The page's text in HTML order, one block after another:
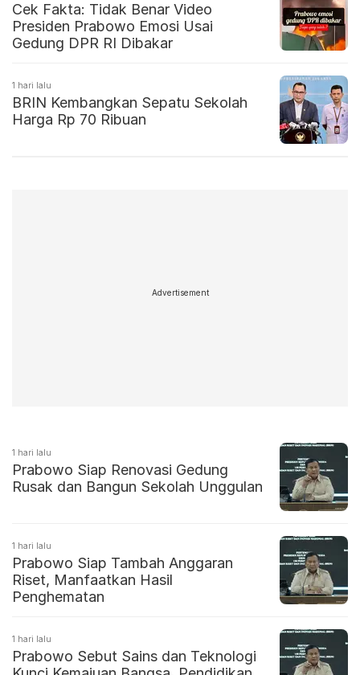
Cek Fakta: Tidak Benar Video
Presiden Prabowo Emosi Usai
Gedung DPR RI Dibakar
1 hari lalu
BRIN Kembangkan Sepatu Sekolah
Harga Rp 70 Ribuan
Advertisement
1 hari lalu
Prabowo Siap Renovasi Gedung
Rusak dan Bangun Sekolah Unggulan
1 hari lalu
Prabowo Siap Tambah Anggaran
Riset, Manfaatkan Hasil
Penghematan
1 hari lalu
Prabowo Sebut Sains dan Teknologi